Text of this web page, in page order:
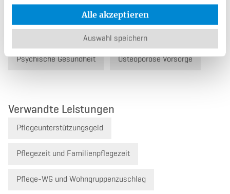
Alle akzeptieren
Auswahl speichern
Sucht
Psychische Gesundheit Osteoporose Vorsorge
Verwandte Leistungen
Pflegeunterstützungsgeld
Pflegezeit und Familienpflegezeit
Pflege-WG und Wohngruppenzuschlag